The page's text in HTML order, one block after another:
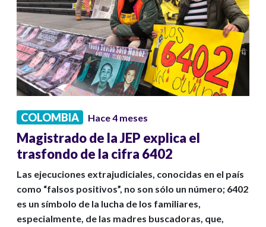
COLOMBIA Hace 4 meses
Magistrado de la JEP explica el
trasfondo de la cifra 6402
Las ejecuciones extrajudiciales, conocidas en el país
como “falsos positivos”, no son sólo un número; 6402
es un símbolo de la lucha de los familiares,
especialmente, de las madres buscadoras, que,